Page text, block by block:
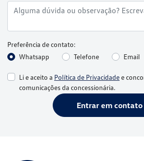
Preferência de contato:
Whatsapp
Telefone Email
Li e aceito a Política de Privacidadee
comunicações da concessionária.
Entrar em contato